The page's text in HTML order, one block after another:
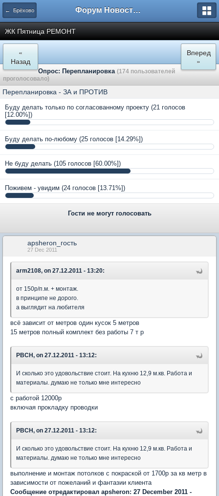
← Брёхово Форум Новостройки
ЖК Пятница РЕМОНТ
«
Назад
Вперед
»
Опрос: Перепланировка (174 пользователей
проголосовало)
Перепланировка - ЗА и ПРОТИВ
Буду делать только по согласованному проекту (21 голосов
[12.00%])
Буду делать по-любому (25 голосов [14.29%])
Не буду делать (105 голосов [60.00%])
Поживем - увидим (24 голосов [13.71%])
Гости не могут голосовать
apsheron_гость
27 Dec 2011
arm2108, on 27.12.2011 - 13:20:
от 150р/п.м. + монтаж.
в принципе не дорого.
а выглядит на любителя
всё зависит от метров один кусок 5 метров
15 метров полный комплект без работы 7 т р
PBCH, on 27.12.2011 - 13:12:
И сколько это удовольствие стоит. На кухню 12,9 м.кв. Работа и
материалы. думаю не только мне интересно
с работой 12000р
включая прокладку проводки
PBCH, on 27.12.2011 - 13:12:
И сколько это удовольствие стоит. На кухню 12,9 м.кв. Работа и
материалы. думаю не только мне интересно
выполнение и монтаж потолков с покраской от 1700р за кв метр в
зависимости от пожеланий и фантазии клиента
Сообщение отредактировал apsheron: 27 December 2011 -